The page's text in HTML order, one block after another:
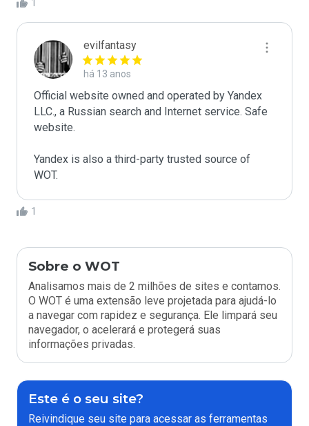
1
evilfantasy
há 13 anos
Official website owned and operated by Yandex
LLC., a Russian search and Internet service. Safe
website.
Yandex is also a third-party trusted source of
WOT.
1
Sobre o WOT
Analisamos mais de 2 milhões de sites e contamos.
O WOT é uma extensão leve projetada para ajudá-lo
a navegar com rapidez e segurança. Ele limpará seu
navegador, o acelerará e protegerá suas
informações privadas.
Este é o seu site?
Reivindique seu site para acessar as ferramentas